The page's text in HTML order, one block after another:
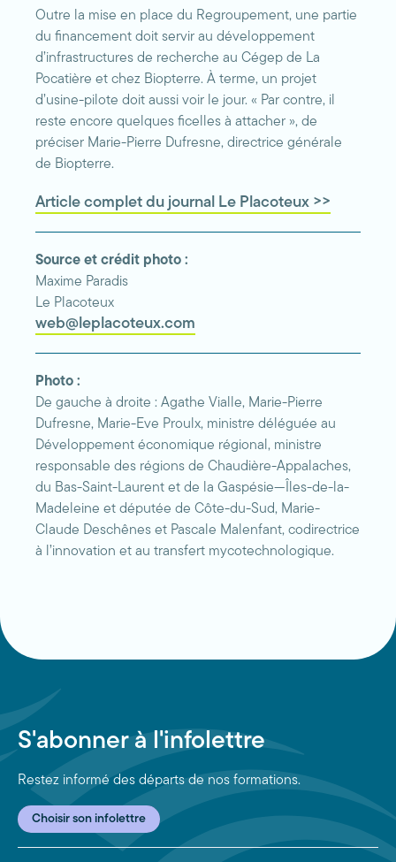
Outre la mise en place du Regroupement, une partie
du financement doit servir au développement
d’infrastructures de recherche au Cégep de La
Pocatière et chez Biopterre. À terme, un projet
d’usine-pilote doit aussi voir le jour. « Par contre, il
reste encore quelques ficelles à attacher », de
préciser Marie-Pierre Dufresne, directrice générale
de Biopterre.
Article complet du journal Le Placoteux >>
Source et crédit photo :
Maxime Paradis
Le Placoteux
web@leplacoteux.com
Photo :
De gauche à droite : Agathe Vialle, Marie-Pierre
Dufresne, Marie-Eve Proulx, ministre déléguée au
Développement économique régional, ministre
responsable des régions de Chaudière-Appalaches,
du Bas-Saint-Laurent et de la Gaspésie—Îles-de-la-
Madeleine et députée de Côte-du-Sud, Marie-
Claude Deschênes et Pascale Malenfant, codirectrice
à l’innovation et au transfert mycotechnologique.
S'abonner à l'infolettre
Restez informé des départs de nos formations.
Choisir son infolettre